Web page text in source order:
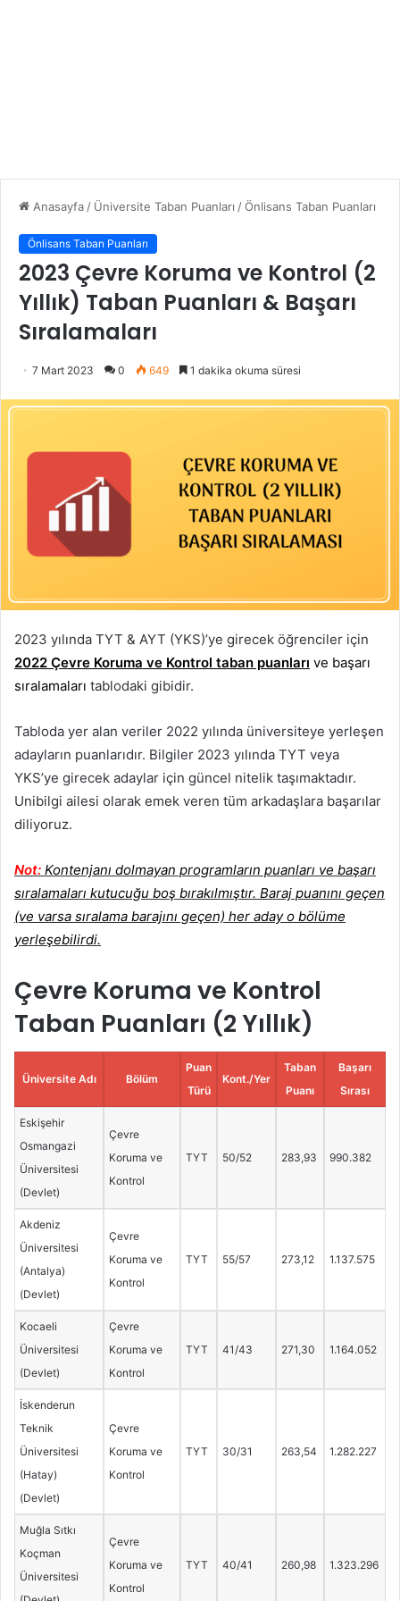
Anasayfa / Üniversite Taban Puanları /Önlisans Taban Puanları
Önlisans Taban Puanları
2023 Çevre Koruma ve Kontrol (2
Yıllık) Taban Puanları & Başarı
Sıralamaları
7 Mart 2023 0 649 1 dakika okuma süresi
2023 yılında TYT & AYT (YKS)’ye girecek öğrenciler için
2022 Çevre Koruma ve Kontrol taban puanları ve başarı
sıralamaları tablodaki gibidir.
Tabloda yer alan veriler 2022 yılında üniversiteye yerleşen
adayların puanlarıdır. Bilgiler 2023 yılında TYT veya
YKS’ye girecek adaylar için güncel nitelik taşımaktadır.
Unibilgi ailesi olarak emek veren tüm arkadaşlara başarılar
diliyoruz.
Not: Kontenjanı dolmayan programların puanları ve başarı
sıralamaları kutucuğu boş bırakılmıştır. Baraj puanını geçen
(ve varsa sıralama barajını geçen) her aday o bölüme
yerleşebilirdi.
Çevre Koruma ve Kontrol
Taban Puanları (2 Yıllık)
Üniversite Adı Bölüm
Puan
Türü
Kont./Yer
Taban
Puanı
Başarı
Sırası
Eskişehir
Osmangazi
Üniversitesi
(Devlet)
Çevre
Koruma ve
Kontrol
TYT 50/52 283,93 990.382
Akdeniz
Üniversitesi
(Antalya)
(Devlet)
Çevre
Koruma ve
Kontrol
TYT 55/57 273,12 1.137.575
Kocaeli
Üniversitesi
(Devlet)
Çevre
Koruma ve
Kontrol
TYT 41/43 271,30 1.164.052
İskenderun
Teknik
Üniversitesi
(Hatay)
(Devlet)
Çevre
Koruma ve
Kontrol
TYT 30/31 263,54 1.282.227
Muğla Sıtkı
Koçman
Üniversitesi
Çevre
Koruma ve
Kontrol
TYT 40/41 260,98 1.323.296